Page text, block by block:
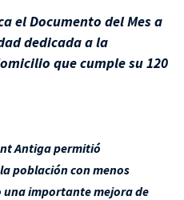
el Documento del Mes a
dedicada a la
que cumple su 120
Antiga permitió
población con menos
una importante mejora de